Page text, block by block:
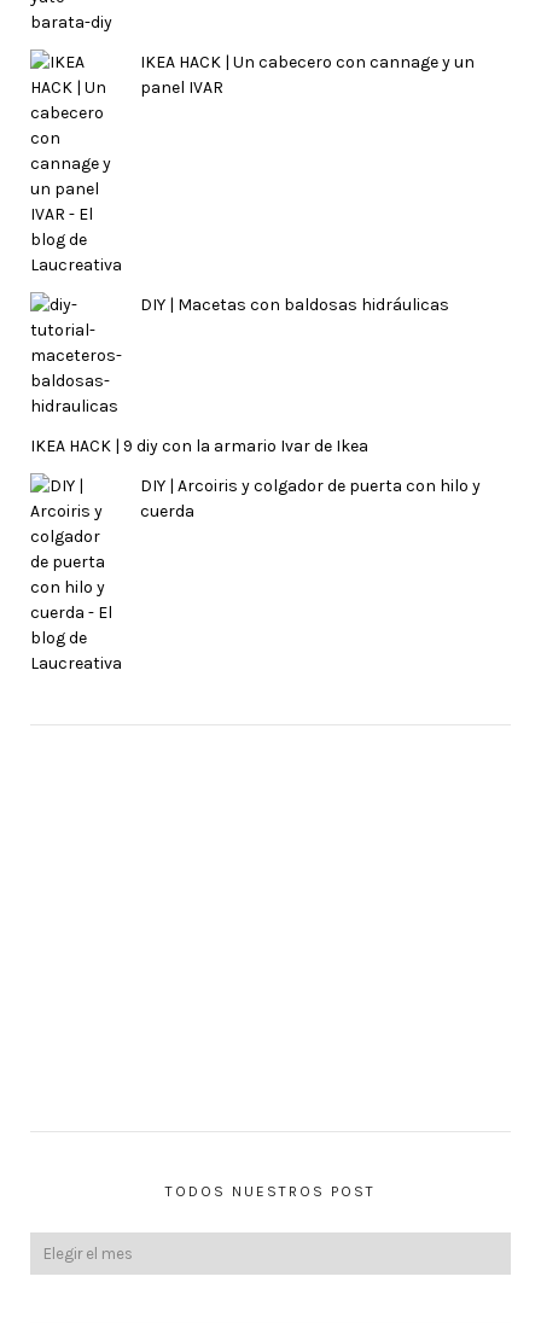
IKEA HACK | Un cabecero con cannage y un
panel IVAR
DIY | Macetas con baldosas hidráulicas
IKEA HACK | 9 diy con la armario Ivar de Ikea
DIY | Arcoiris y colgador de puerta con hilo y
cuerda
TODOS NUESTROS POST